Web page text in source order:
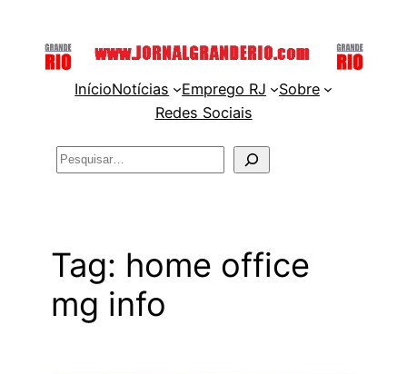
InícioNotícias Emprego RJ
Sobre
Redes Sociais
Pesquisar
Tag: home office
mg info